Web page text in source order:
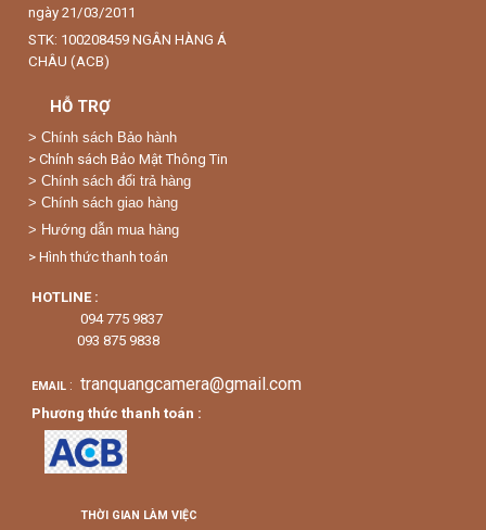
ngày 21/03/2011
STK: 100208459 NGÂN HÀNG Á
CHÂU (ACB)
HỖ TRỢ
> Chính sách Bảo hành
> Chính sách Bảo Mật Thông Tin
> Chính sách đổi trả hàng
> Chính sách giao hàng
> Hướng dẫn mua hàng
> Hình thức thanh toán
HOTLINE :
094 775 9837
093 875 9838
EMAIL : tranquangcamera@gmail.com
Phương thức thanh toán :
THỜI GIAN LÀM VIỆC